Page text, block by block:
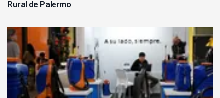
Rural de Palermo